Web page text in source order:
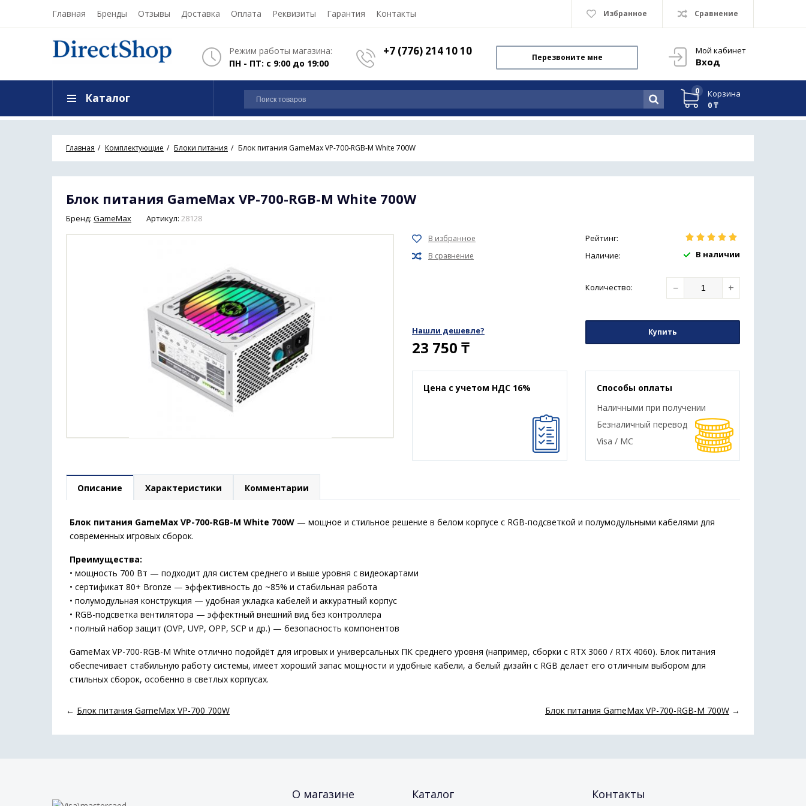
Главная Бренды Отзывы Доставка Оплата Реквизиты Гарантия Контакты Избранное Сравнение
Мой кабинет
Вход
Режим работы магазина:
ПН - ПТ: с 9:00 до 19:00
+7 (776) 214 10 10 Перезвоните мне
0
Корзина
0 ₸
Каталог
Главная Комплектующие Блоки питания Блок питания GameMax VP-700-RGB-M White 700W
Блок питания GameMax VP-700-RGB-M White 700W
Бренд: GameMax Артикул: 28128
Рейтинг:
Наличие:
В наличии
Количество: − +
Нашли дешевле?
23 750 ₸
Купить
Цена с учетом НДС 16%
Способы оплаты
Наличными при получении
Безналичный перевод
Visa / MC
Описание Характеристики Комментарии
Блок питания GameMax VP-700-RGB-M White 700W — мощное и стильное решение в белом корпусе с RGB-подсветкой и полумодульными кабелями для
современных игровых сборок.
Преимущества:
• мощность 700 Вт — подходит для систем среднего и выше уровня с видеокартами
• сертификат 80+ Bronze — эффективность до ~85% и стабильная работа
• полумодульная конструкция — удобная укладка кабелей и аккуратный корпус
• RGB-подсветка вентилятора — эффектный внешний вид без контроллера
• полный набор защит (OVP, UVP, OPP, SCP и др.) — безопасность компонентов
GameMax VP-700-RGB-M White отлично подойдёт для игровых и универсальных ПК среднего уровня (например, сборки с RTX 3060 / RTX 4060). Блок питания
обеспечивает стабильную работу системы, имеет хороший запас мощности и удобные кабели, а белый дизайн с RGB делает его отличным выбором для
стильных сборок, особенно в светлых корпусах.
← Блок питания GameMax VP-700 700W Блок питания GameMax VP-700-RGB-M 700W →
О магазине Каталог Контакты